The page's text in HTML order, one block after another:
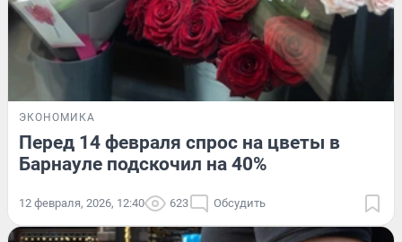
ЭКОНОМИКА
Перед 14 февраля спрос на цветы в
Барнауле подскочил на 40%
12 февраля, 2026, 12:40 623 Обсудить